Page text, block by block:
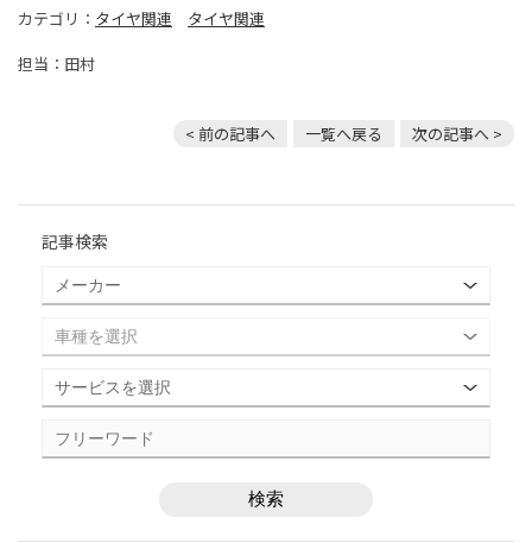
カテゴリ： タイヤ関連
タイヤ関連
担当：田村
< 前の記事へ 一覧へ戻る 次の記事へ >
記事検索